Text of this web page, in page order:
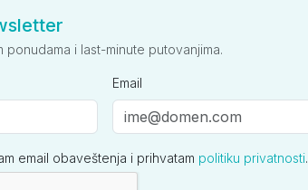
i last-minute putovanjima.
Email
email obaveštenja i prihvatam politiku privatnosti.